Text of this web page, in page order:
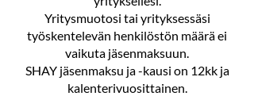
Yritysmuotosi tai yrityksessäsi
työskentelevän henkilöstön määrä ei
vaikuta jäsenmaksuun.
SHAY jäsenmaksu ja -kausi on 12kk ja
kalenterivuosittainen.